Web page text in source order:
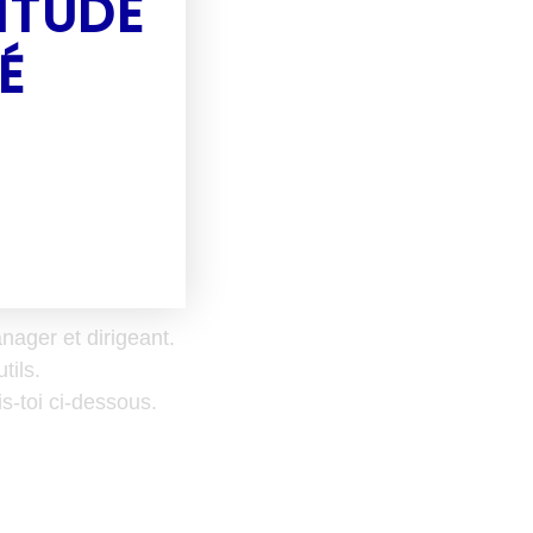
et dirigeant.
toi ci-dessous.